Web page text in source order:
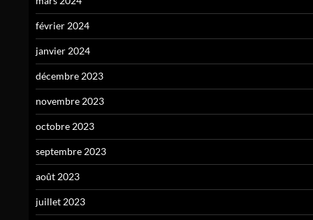
février 2024
janvier 2024
décembre 2023
novembre 2023
octobre 2023
septembre 2023
août 2023
juillet 2023